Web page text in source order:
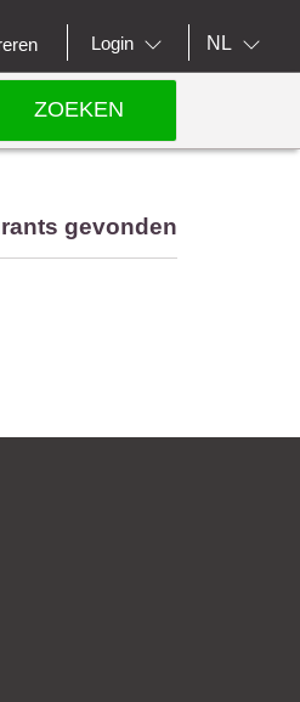
Login NL
ZOEKEN
gevonden